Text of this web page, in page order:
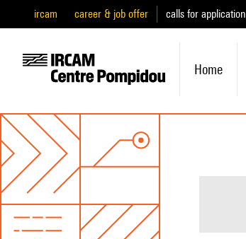
ircam career & job offer calls for application
Home